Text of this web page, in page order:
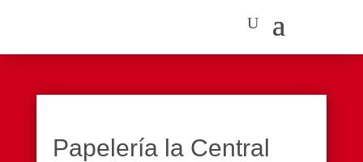
Papelería la Central